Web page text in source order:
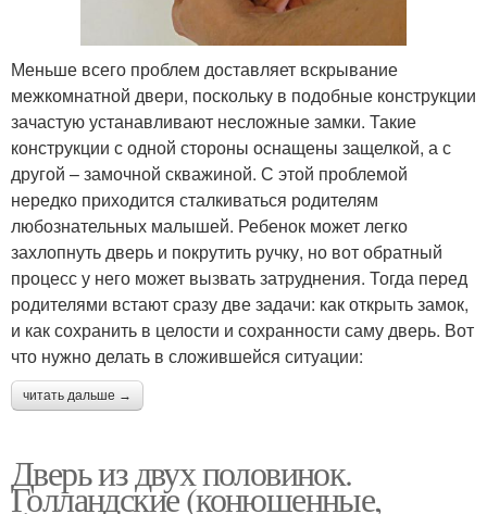
Меньше всего проблем доставляет вскрывание
межкомнатной двери, поскольку в подобные конструкции
зачастую устанавливают несложные замки. Такие
конструкции с одной стороны оснащены защелкой, а с
другой – замочной скважиной. С этой проблемой
нередко приходится сталкиваться родителям
любознательных малышей. Ребенок может легко
захлопнуть дверь и покрутить ручку, но вот обратный
процесс у него может вызвать затруднения. Тогда перед
родителями встают сразу две задачи: как открыть замок,
и как сохранить в целости и сохранности саму дверь. Вот
что нужно делать в сложившейся ситуации:
читать дальше →
Дверь из двух половинок.
Голландские (конюшенные,